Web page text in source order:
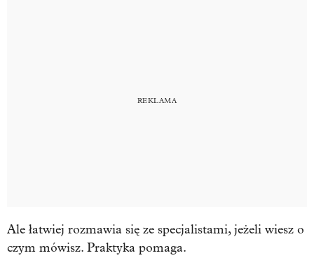
Ale łatwiej rozmawia się ze specjalistami, jeżeli wiesz o
czym mówisz. Praktyka pomaga.